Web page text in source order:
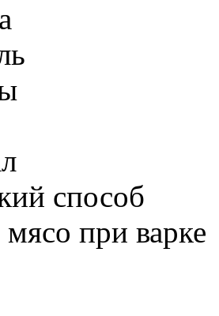
способ
при варке